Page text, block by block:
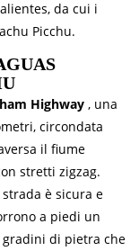
da cui i
Picchu.
Highway , una
circondata
il fiume
stretti zigzag.
è sicura e
a piedi un
di pietra che